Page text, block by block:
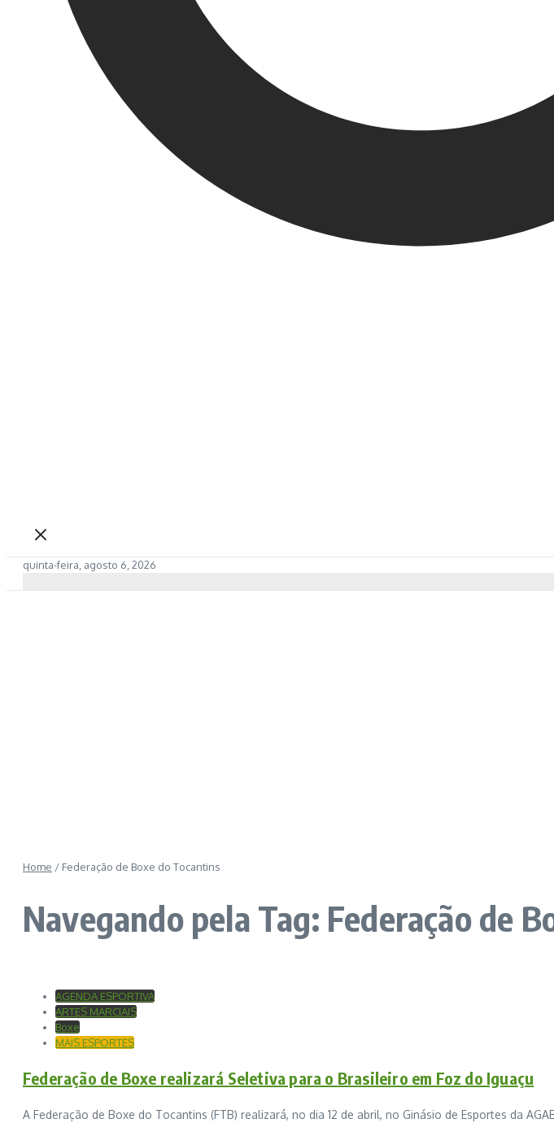
quinta-feira, agosto 6, 2026
Home / Federação de Boxe do Tocantins
Navegando pela Tag: Federação de
AGENDA ESPORTIVA
ARTES MARCIAIS
Boxe
MAIS ESPORTES
Federação de Boxe realizará Seletiva para o Brasileiro em Foz do Iguaçu
A Federação de Boxe do Tocantins (FTB) realizará, no dia 12 de abril, no Ginásio de Esportes da